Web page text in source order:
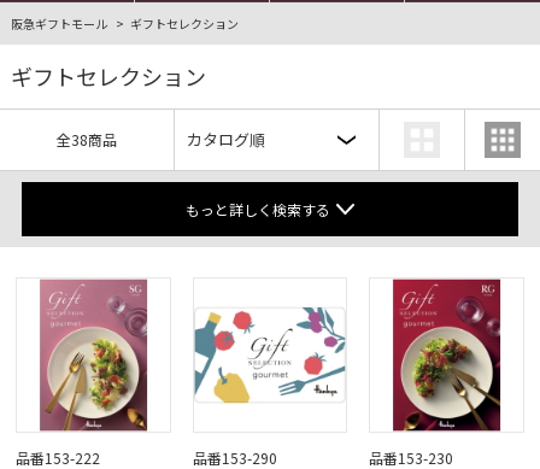
阪急ギフトモール ギフトセレクション
ギフトセレクション
全38商品
もっと詳しく検索する
品番153-222
品番153-290
品番153-230